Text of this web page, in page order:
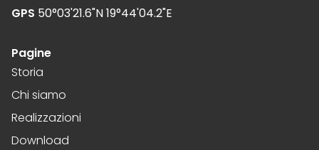
GPS 50°03'21.6"N 19°44'04.2"E
Pagine
Storia
Chi siamo
Realizzazioni
Download